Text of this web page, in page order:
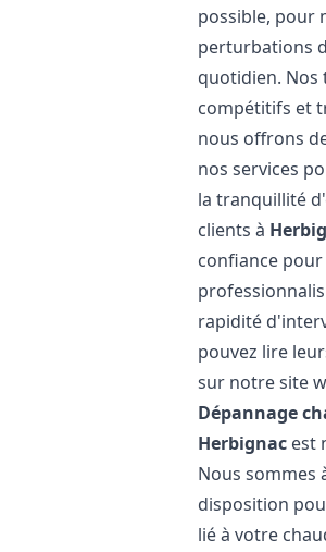
possible, pour
perturbations
quotidien. Nos
compétitifs et
nous offrons
nos services
la tranquillité
clients à
confiance
rapidité
pouvez lire
sur notre site
Dépannage
Herbignac est
Nous sommes
disposition
lié à votre